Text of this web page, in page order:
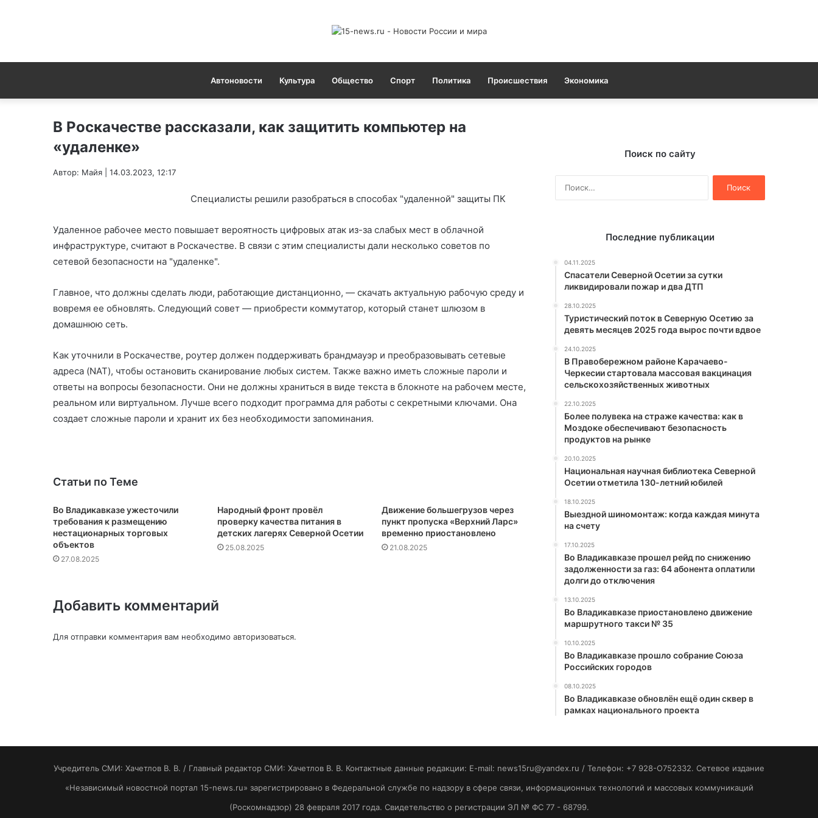
Автоновости Культура Общество Спорт Политика Происшествия Экономика
В Роскачестве рассказали, как защитить компьютер на
«удаленке»
Автор: Майя | 14.03.2023, 12:17
Специалисты решили разобраться в способах "удаленной" защиты ПК
Удаленное рабочее место повышает вероятность цифровых атак из-за слабых мест в облачной
инфраструктуре, считают в Роскачестве. В связи с этим специалисты дали несколько советов по
сетевой безопасности на "удаленке".
Главное, что должны сделать люди, работающие дистанционно, — скачать актуальную рабочую среду и
вовремя ее обновлять. Следующий совет — приобрести коммутатор, который станет шлюзом в
домашнюю сеть.
Как уточнили в Роскачестве, роутер должен поддерживать брандмауэр и преобразовывать сетевые
адреса (NAT), чтобы остановить сканирование любых систем. Также важно иметь сложные пароли и
ответы на вопросы безопасности. Они не должны храниться в виде текста в блокноте на рабочем месте,
реальном или виртуальном. Лучше всего подходит программа для работы с секретными ключами. Она
создает сложные пароли и хранит их без необходимости запоминания.
Статьи по Теме
Во Владикавказе ужесточили
требования к размещению
нестационарных торговых
объектов
27.08.2025
Народный фронт провёл
проверку качества питания в
детских лагерях Северной Осетии
25.08.2025
Движение большегрузов через
пункт пропуска «Верхний Ларс»
временно приостановлено
21.08.2025
Добавить комментарий
Для отправки комментария вам необходимо авторизоваться.
Поиск по сайту
Последние публикации
04.11.2025
Спасатели Северной Осетии за сутки
ликвидировали пожар и два ДТП
28.10.2025
Туристический поток в Северную Осетию за
девять месяцев 2025 года вырос почти вдвое
24.10.2025
В Правобережном районе Карачаево-
Черкесии стартовала массовая вакцинация
сельскохозяйственных животных
22.10.2025
Более полувека на страже качества: как в
Моздоке обеспечивают безопасность
продуктов на рынке
20.10.2025
Национальная научная библиотека Северной
Осетии отметила 130-летний юбилей
18.10.2025
Выездной шиномонтаж: когда каждая минута
на счету
17.10.2025
Во Владикавказе прошел рейд по снижению
задолженности за газ: 64 абонента оплатили
долги до отключения
13.10.2025
Во Владикавказе приостановлено движение
маршрутного такси № 35
10.10.2025
Во Владикавказе прошло собрание Союза
Российских городов
08.10.2025
Во Владикавказе обновлён ещё один сквер в
рамках национального проекта
Учредитель СМИ: Хaчeтлoв B. B. / Главный редактор СМИ: Хaчeтлoв B. B. Контактные данные редакции: E-mail: news15ru@yandex.ru / Телефон: +7 928-O752332. Сетевое издание
«Независимый новостной портал 15-news.ru» зарегистрировано в Федеральной службе по надзору в сфере связи, информационных технологий и массовых коммуникаций
(Роскомнадзор) 28 февраля 2017 года. Свидетельство о регистрации ЭЛ № ФС 77 - 68799.